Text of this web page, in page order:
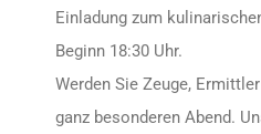
Einladung zum
Beginn 18:30 Uhr.
Werden Sie Zeuge,
ganz besonderen Abend.